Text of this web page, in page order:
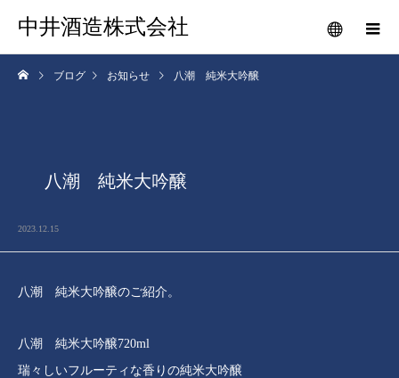
中井酒造株式会社
ブログ お知らせ 八潮 純米大吟醸
八潮 純米大吟醸
2023.12.15
八潮 純米大吟醸のご紹介。
八潮 純米大吟醸720ml
瑞々しいフルーティな香りの純米大吟醸